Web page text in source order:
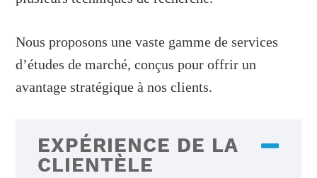
Nous proposons une vaste gamme de services
d’études de marché, conçus pour offrir un
avantage stratégique à nos clients.
EXPÉRIENCE DE LA
CLIENTÈLE